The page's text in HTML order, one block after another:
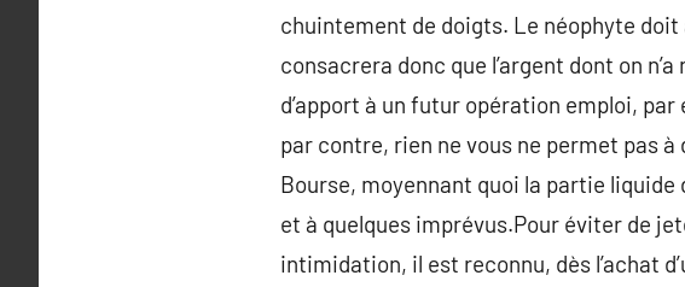
chuintement de doigts. Le néophyte
consacrera donc que l’argent dont on
d’apport à un futur opération emploi, par
par contre, rien ne vous ne permet pas
Bourse, moyennant quoi la partie
et à quelques imprévus.Pour éviter de
intimidation, il est reconnu, dès l’achat